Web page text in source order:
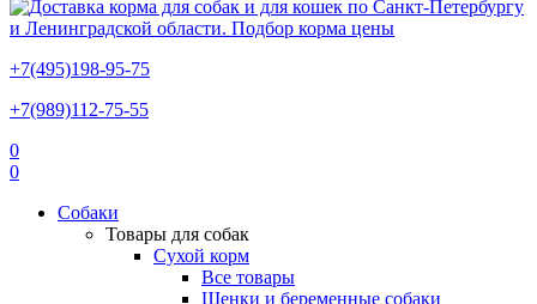
+7(495)198-95-75
+7(989)112-75-55
0
0
Собаки
Товары для собак
Сухой корм
Все товары
Щенки и беременные собаки